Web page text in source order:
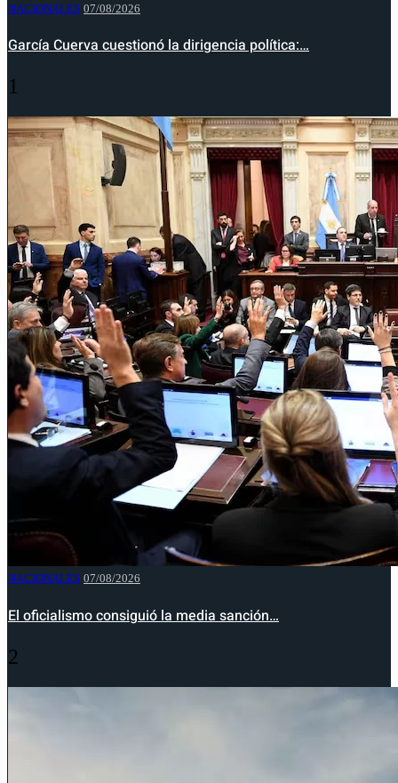
NACIONALES 07/08/2026
García Cuerva cuestionó la dirigencia política:…
1
NACIONALES 07/08/2026
El oficialismo consiguió la media sanción…
2